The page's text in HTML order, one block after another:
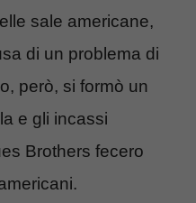
sale americane,
di un problema di
però, si formò un
e gli incassi
Brothers fecero